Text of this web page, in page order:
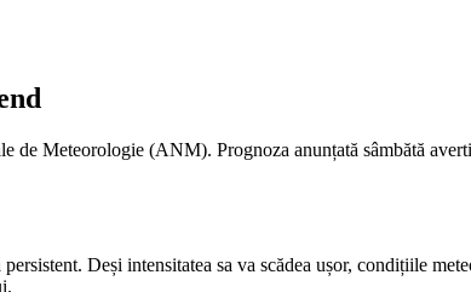
Meteorologie (ANM). Prognoza anunțată sâmbătă
Deși intensitatea sa va scădea ușor, condițiile